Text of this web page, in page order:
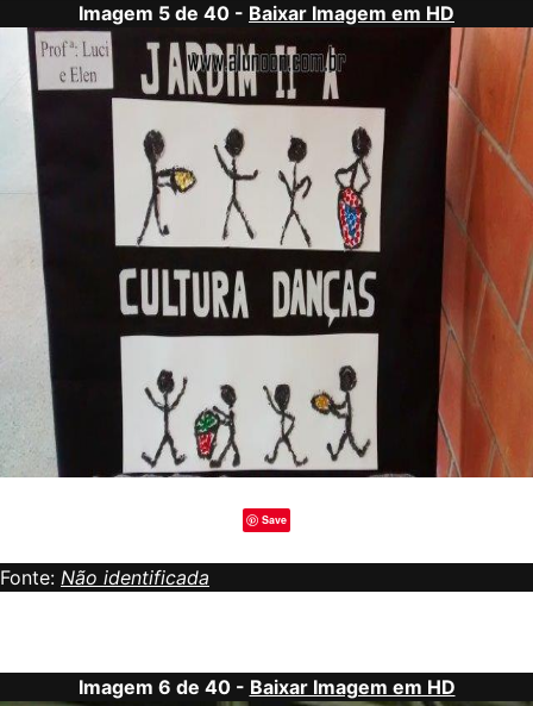
Imagem 5 de 40 - Baixar Imagem em HD
Save
Fonte: Não identificada
Imagem 6 de 40 - Baixar Imagem em HD